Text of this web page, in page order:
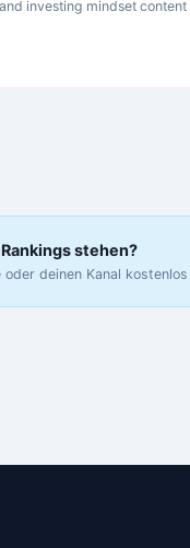
investing mindset
stehen?
oder deinen Kanal